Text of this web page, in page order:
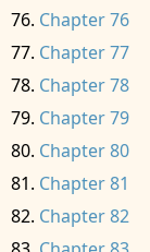
Chapter 76
Chapter 77
Chapter 78
Chapter 79
Chapter 80
Chapter 81
Chapter 82